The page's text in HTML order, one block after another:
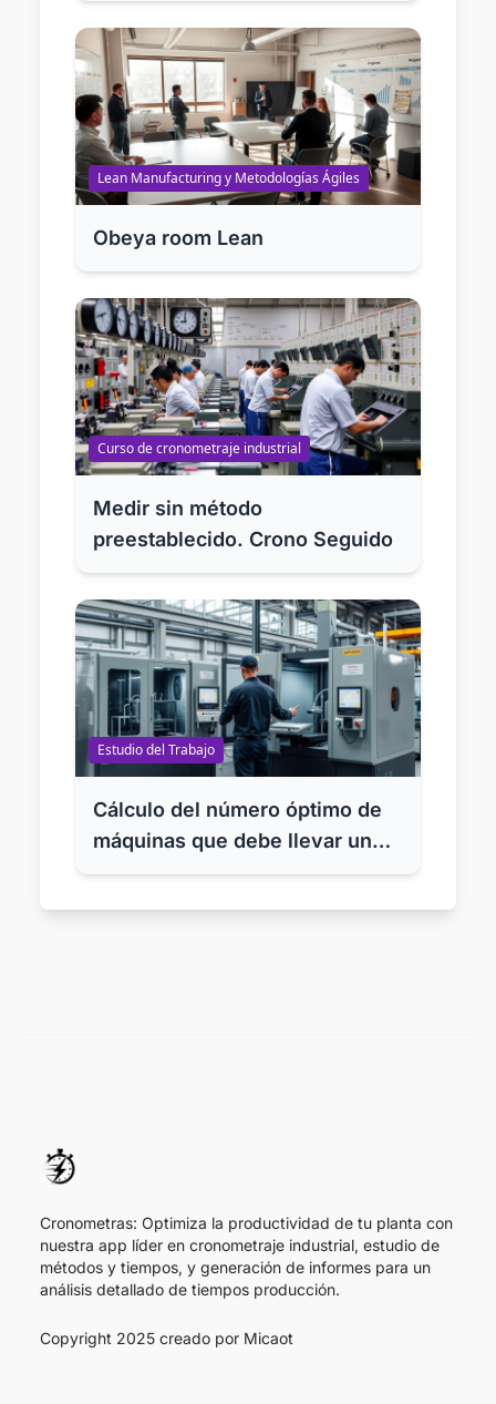
Lean Manufacturing y Metodologías Ágiles
Obeya room Lean
Curso de cronometraje industrial
Medir sin método
preestablecido. Crono Seguido
Estudio del Trabajo
Cálculo del número óptimo de
máquinas que debe llevar un
operario
Cronometras: Optimiza la productividad de tu planta con
nuestra app líder en cronometraje industrial, estudio de
métodos y tiempos, y generación de informes para un
análisis detallado de tiempos producción.
Copyright 2025 creado por Micaot